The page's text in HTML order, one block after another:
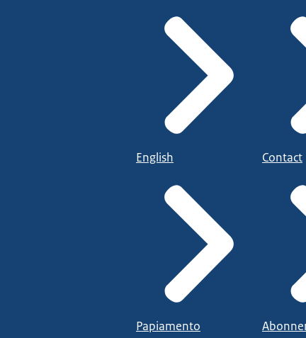
English
Papiamento
Contact